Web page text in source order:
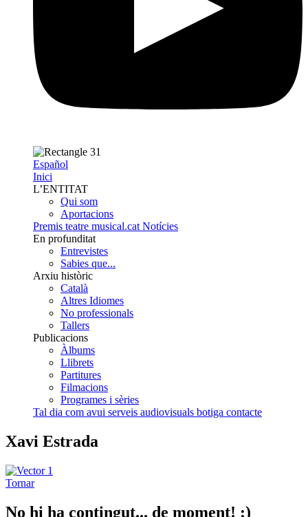
Español
Inici
L’ENTITAT
Qui som
Aportacions
Premis teatre musical.cat Notícies
En profunditat
Entrevistes
Sabies que...
Arxiu històric
Català
Altres Idiomes
No professionals
Tallers
Publicacions
Àlbums
Llibrets
Partitures
Filmacions
Programes i sèries
Tal dia com avui serveis audiovisuals botiga contacte
Xavi Estrada
Tornar
No hi ha contingut... de moment! :)